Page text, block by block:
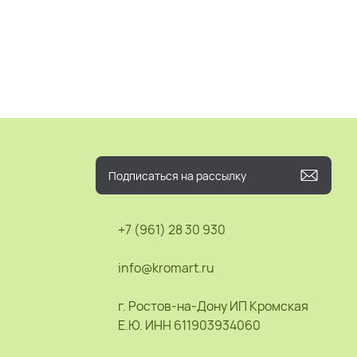
+7 (961) 28 30 930
info@kromart.ru
г. Ростов-на-Дону ИП Кромская
Е.Ю. ИНН 611903934060